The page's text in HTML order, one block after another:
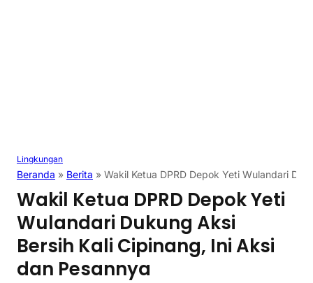
Lingkungan
Beranda » Berita » Wakil Ketua DPRD Depok Yeti Wulandari
Wakil Ketua DPRD Depok Yeti
Wulandari Dukung Aksi
Bersih Kali Cipinang, Ini Aksi
dan Pesannya